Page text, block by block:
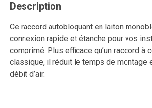
Description
Ce raccord autobloquant en laiton
connexion rapide et étanche pour vos
comprimé. Plus efficace qu’un raccord à
classique, il réduit le temps de montage
débit d’air.